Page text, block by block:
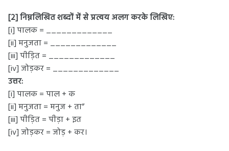
[2] निम्नलिखित शब्दों में से प्रत्यय अलग करके लिखिए:
[i] पालक = _____________
[ii] मनुजता = _____________
[iii] पीड़ित = _____________
[iv] जोड़कर = _____________
उत्तर:
[i] पालक = पाल + क
[ii] मनुजता = मनुज + ता”
[iii] पीड़ित = पीड़ा + इत
[iv] जोड़कर = जोड़ + कर।